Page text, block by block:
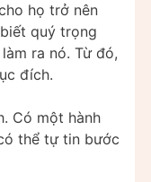
họ trở nên
quý trọng
ra nó. Từ đó,
đích.
Có một hành
thể tự tin bước